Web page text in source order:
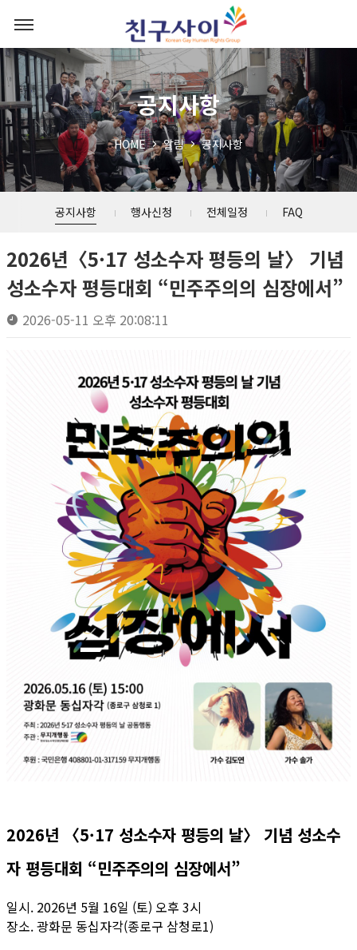
공지사항
HOME 알림 공지사항
공지사항 행사신청 전체일정 FAQ
2026년〈5·17 성소수자 평등의 날〉 기념
성소수자 평등대회 “민주주의의 심장에서”
2026-05-11 오후 20:08:11
2026년 〈5·17 성소수자 평등의 날〉 기념 성소수
자 평등대회 “민주주의의 심장에서”
일시. 2026년 5월 16일 (토) 오후 3시
장소. 광화문 동십자각(종로구 삼청로1)